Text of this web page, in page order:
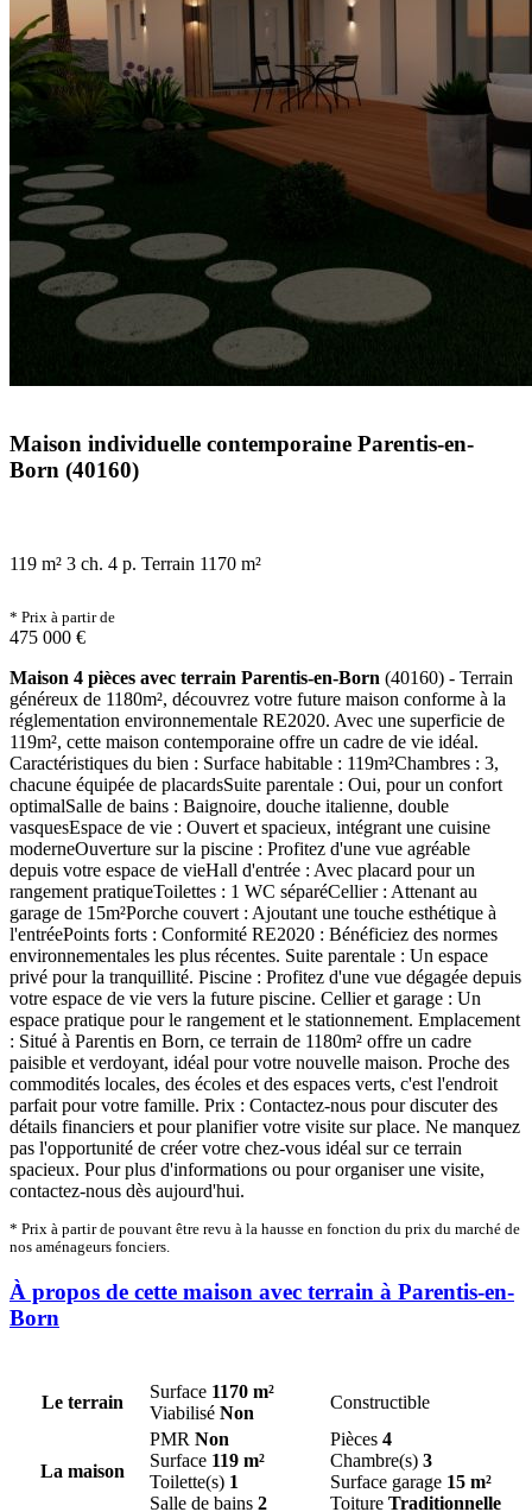
Maison individuelle contemporaine Parentis-en-
Born (40160)
119 m² 3 ch. 4 p. Terrain 1170 m²
* Prix à partir de
475 000 €
Maison 4 pièces avec terrain Parentis-en-Born (40160) - Terrain
généreux de 1180m², découvrez votre future maison conforme à la
réglementation environnementale RE2020. Avec une superficie de
119m², cette maison contemporaine offre un cadre de vie idéal.
Caractéristiques du bien : Surface habitable : 119m²Chambres : 3,
chacune équipée de placardsSuite parentale : Oui, pour un confort
optimalSalle de bains : Baignoire, douche italienne, double
vasquesEspace de vie : Ouvert et spacieux, intégrant une cuisine
moderneOuverture sur la piscine : Profitez d'une vue agréable
depuis votre espace de vieHall d'entrée : Avec placard pour un
rangement pratiqueToilettes : 1 WC séparéCellier : Attenant au
garage de 15m²Porche couvert : Ajoutant une touche esthétique à
l'entréePoints forts : Conformité RE2020 : Bénéficiez des normes
environnementales les plus récentes. Suite parentale : Un espace
privé pour la tranquillité. Piscine : Profitez d'une vue dégagée depuis
votre espace de vie vers la future piscine. Cellier et garage : Un
espace pratique pour le rangement et le stationnement. Emplacement
: Situé à Parentis en Born, ce terrain de 1180m² offre un cadre
paisible et verdoyant, idéal pour votre nouvelle maison. Proche des
commodités locales, des écoles et des espaces verts, c'est l'endroit
parfait pour votre famille. Prix : Contactez-nous pour discuter des
détails financiers et pour planifier votre visite sur place. Ne manquez
pas l'opportunité de créer votre chez-vous idéal sur ce terrain
spacieux. Pour plus d'informations ou pour organiser une visite,
contactez-nous dès aujourd'hui.
* Prix à partir de pouvant être revu à la hausse en fonction du prix du marché de
nos aménageurs fonciers.
À propos de cette maison avec terrain à Parentis-en-
Born
Le terrain
Surface 1170 m²
Viabilisé Non
Constructible
La maison
PMR Non
Surface 119 m²
Toilette(s) 1
Salle de bains 2
Pièces 4
Chambre(s) 3
Surface garage 15 m²
Toiture Traditionnelle